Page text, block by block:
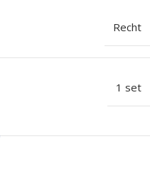
Recht
1 set